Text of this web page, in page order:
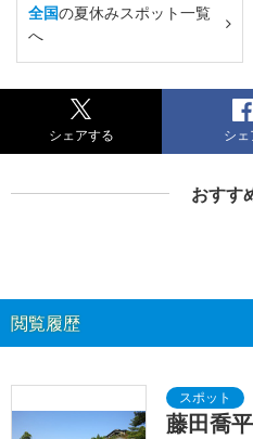
全国の夏休みスポット一覧
へ
シェアする シェ
おすす
閲覧履歴
藤田喬